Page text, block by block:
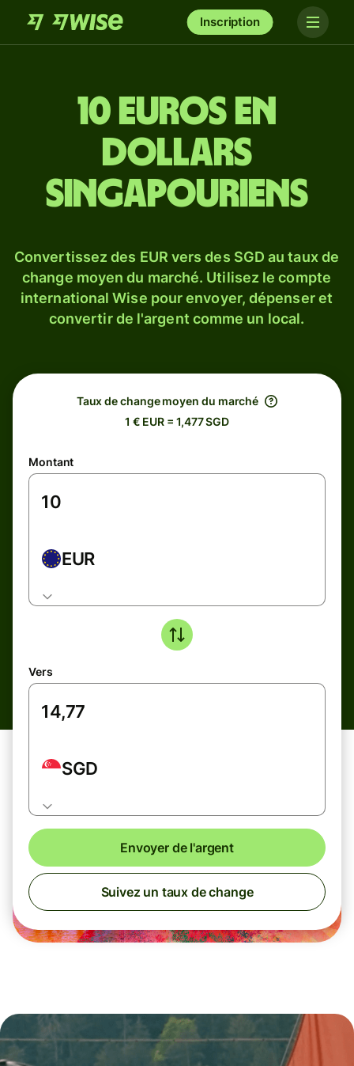
Inscription
10 euros en
dollars
singapouriens
Convertissez des EUR vers des SGD au taux de
change moyen du marché. Utilisez le compte
international Wise pour envoyer, dépenser et
convertir de l'argent comme un local.
Taux de change moyen du marché
1 € EUR = 1,477 SGD
Montant
EUR
Vers
SGD
Envoyer de l'argent
Suivez un taux de change